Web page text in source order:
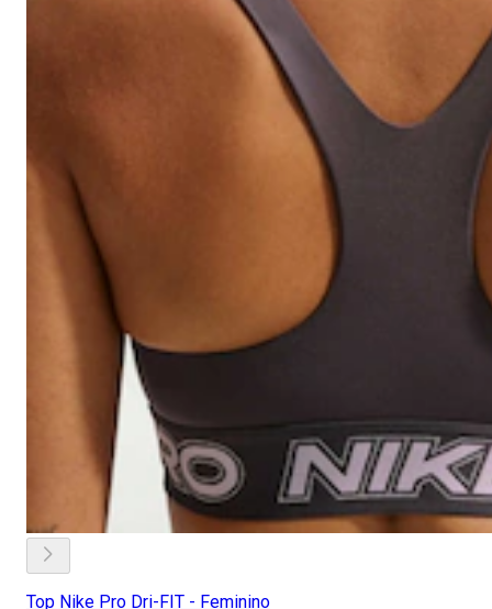
Top Nike Pro Dri-FIT - Feminino